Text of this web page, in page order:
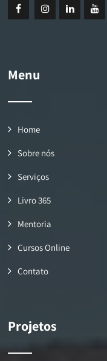
Menu
Home
Sobre nós
Serviços
Livro 365
Mentoria
Cursos Online
Contato
Projetos